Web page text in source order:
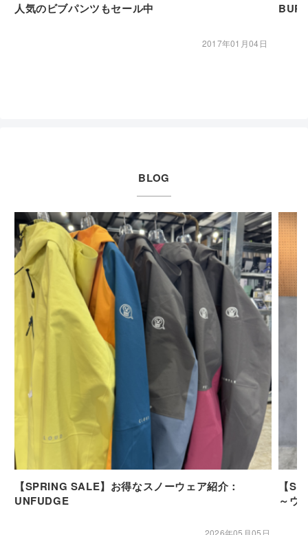
人気のビブパンツもセール中
2017年01月04日
BLOG
【SPRING SALE】お得なスノーウェア紹介：
UNFUDGE
2026年05月05日
【
～ウ